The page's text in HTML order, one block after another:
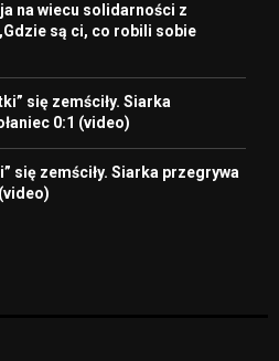
na wiecu solidarności z
są ci, co robili sobie
się zemściły. Siarka
0:1 (video)
się zemściły. Siarka przegrywa